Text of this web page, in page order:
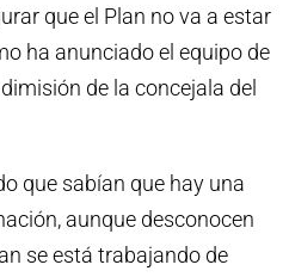
que el Plan no va a estar
ha anunciado el equipo de
de la concejala del
que sabían que hay una
aunque desconocen
se está trabajando de